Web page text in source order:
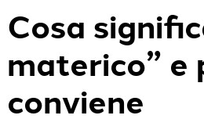
Cosa
materico” e
conviene